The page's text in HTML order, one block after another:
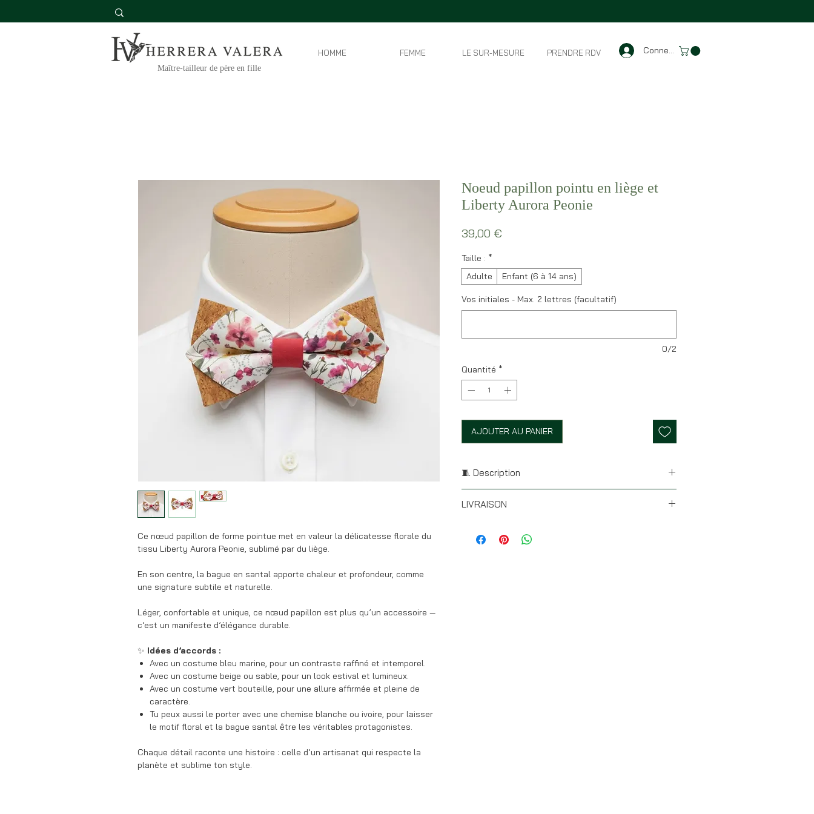
Maître-tailleur de père en fille
Connexion
HOMME FEMME LE SUR-MESURE PRENDRE RDV
Ce nœud papillon de forme pointue met en valeur la délicatesse florale du
tissu Liberty Aurora Peonie, sublimé par du liège.
En son centre, la bague en santal apporte chaleur et profondeur, comme
une signature subtile et naturelle.
Léger, confortable et unique, ce nœud papillon est plus qu’un accessoire —
c’est un manifeste d’élégance durable.
✨ Idées d’accords :
Avec un costume bleu marine, pour un contraste raffiné et intemporel.
Avec un costume beige ou sable, pour un look estival et lumineux.
Avec un costume vert bouteille, pour une allure affirmée et pleine de
caractère.
Tu peux aussi le porter avec une chemise blanche ou ivoire, pour laisser
le motif floral et la bague santal être les véritables protagonistes.
Chaque détail raconte une histoire : celle d’un artisanat qui respecte la
planète et sublime ton style.
Noeud papillon pointu en liège et
Liberty Aurora Peonie
39,00 €
Taille : *
Adulte
Enfant (6 à 14 ans)
Vos initiales - Max. 2 lettres (facultatif)
0/2
Quantité *
AJOUTER AU PANIER
🧵 Description
* Forme pointue
* Battoir avant : Liberty Aurora Péonie
* Bague (centre) : coton uni santal
LIVRAISON
ta commande partira sous 24H. Nous postons du